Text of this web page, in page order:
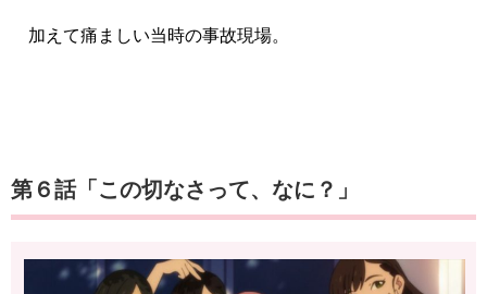
加えて痛ましい当時の事故現場。
第６話「この切なさって、なに？」